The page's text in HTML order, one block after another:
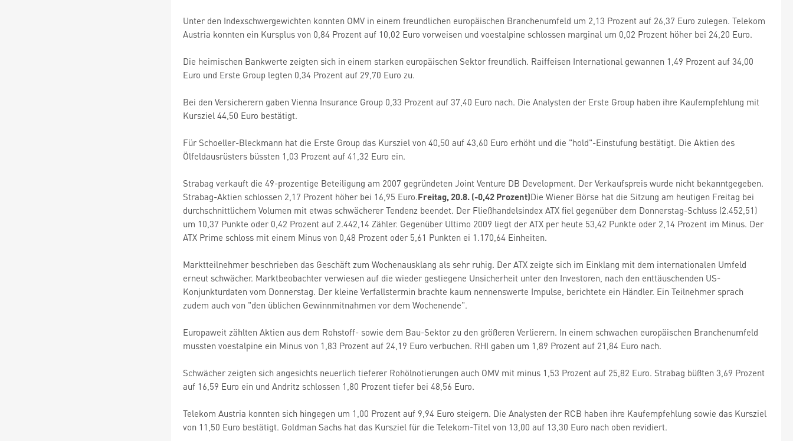
Unter den Indexschwergewichten konnten OMV in einem freundlichen europäischen Branchenumfeld um 2,13 Prozent auf 26,37 Euro zulegen. Telekom
Austria konnten ein Kursplus von 0,84 Prozent auf 10,02 Euro vorweisen und voestalpine schlossen marginal um 0,02 Prozent höher bei 24,20 Euro.
Die heimischen Bankwerte zeigten sich in einem starken europäischen Sektor freundlich. Raiffeisen International gewannen 1,49 Prozent auf 34,00
Euro und Erste Group legten 0,34 Prozent auf 29,70 Euro zu.
Bei den Versicherern gaben Vienna Insurance Group 0,33 Prozent auf 37,40 Euro nach. Die Analysten der Erste Group haben ihre Kaufempfehlung mit
Kursziel 44,50 Euro bestätigt.
Für Schoeller-Bleckmann hat die Erste Group das Kursziel von 40,50 auf 43,60 Euro erhöht und die "hold"-Einstufung bestätigt. Die Aktien des
Ölfeldausrüsters büssten 1,03 Prozent auf 41,32 Euro ein.
Strabag verkauft die 49-prozentige Beteiligung am 2007 gegründeten Joint Venture DB Development. Der Verkaufspreis wurde nicht bekanntgegeben.
Strabag-Aktien schlossen 2,17 Prozent höher bei 16,95 Euro.Freitag, 20.8. (-0,42 Prozent)Die Wiener Börse hat die Sitzung am heutigen Freitag bei
durchschnittlichem Volumen mit etwas schwächerer Tendenz beendet. Der Fließhandelsindex ATX fiel gegenüber dem Donnerstag-Schluss (2.452,51)
um 10,37 Punkte oder 0,42 Prozent auf 2.442,14 Zähler. Gegenüber Ultimo 2009 liegt der ATX per heute 53,42 Punkte oder 2,14 Prozent im Minus. Der
ATX Prime schloss mit einem Minus von 0,48 Prozent oder 5,61 Punkten ei 1.170,64 Einheiten.
Marktteilnehmer beschrieben das Geschäft zum Wochenausklang als sehr ruhig. Der ATX zeigte sich im Einklang mit dem internationalen Umfeld
erneut schwächer. Marktbeobachter verwiesen auf die wieder gestiegene Unsicherheit unter den Investoren, nach den enttäuschenden US-
Konjunkturdaten vom Donnerstag. Der kleine Verfallstermin brachte kaum nennenswerte Impulse, berichtete ein Händler. Ein Teilnehmer sprach
zudem auch von "den üblichen Gewinnmitnahmen vor dem Wochenende".
Europaweit zählten Aktien aus dem Rohstoff- sowie dem Bau-Sektor zu den größeren Verlierern. In einem schwachen europäischen Branchenumfeld
mussten voestalpine ein Minus von 1,83 Prozent auf 24,19 Euro verbuchen. RHI gaben um 1,89 Prozent auf 21,84 Euro nach.
Schwächer zeigten sich angesichts neuerlich tieferer Rohölnotierungen auch OMV mit minus 1,53 Prozent auf 25,82 Euro. Strabag büßten 3,69 Prozent
auf 16,59 Euro ein und Andritz schlossen 1,80 Prozent tiefer bei 48,56 Euro.
Telekom Austria konnten sich hingegen um 1,00 Prozent auf 9,94 Euro steigern. Die Analysten der RCB haben ihre Kaufempfehlung sowie das Kursziel
von 11,50 Euro bestätigt. Goldman Sachs hat das Kursziel für die Telekom-Titel von 13,00 auf 13,30 Euro nach oben revidiert.